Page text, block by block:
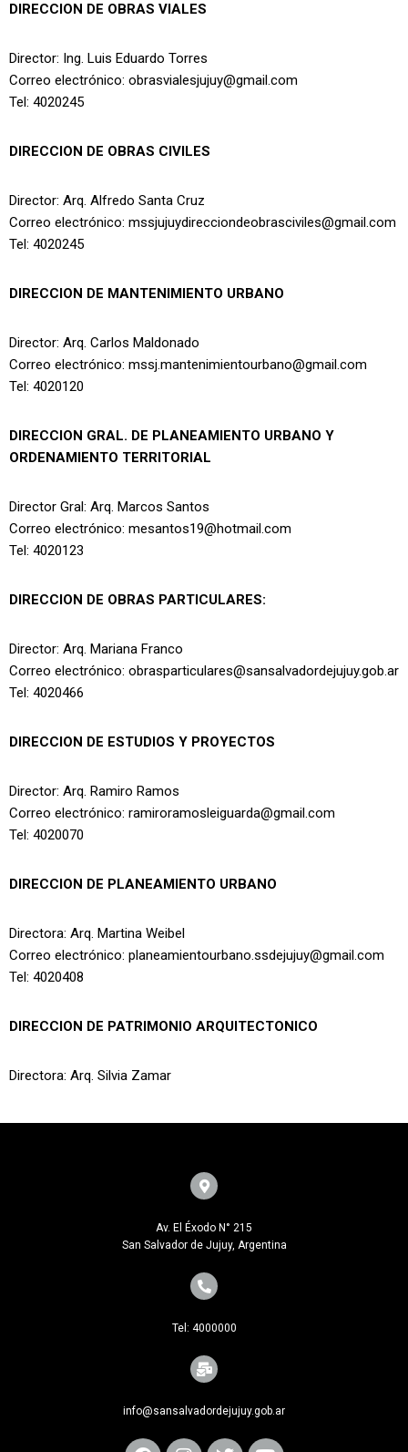
DIRECCION DE OBRAS VIALES
Director: Ing. Luis Eduardo Torres
Correo electrónico: obrasvialesjujuy@gmail.com
Tel: 4020245
DIRECCION DE OBRAS CIVILES
Director: Arq. Alfredo Santa Cruz
Correo electrónico: mssjujuydirecciondeobrasciviles@gmail.com
Tel: 4020245
DIRECCION DE MANTENIMIENTO URBANO
Director: Arq. Carlos Maldonado
Correo electrónico: mssj.mantenimientourbano@gmail.com
Tel: 4020120
DIRECCION GRAL. DE PLANEAMIENTO URBANO Y
ORDENAMIENTO TERRITORIAL
Director Gral: Arq. Marcos Santos
Correo electrónico: mesantos19@hotmail.com
Tel: 4020123
DIRECCION DE OBRAS PARTICULARES:
Director: Arq. Mariana Franco
Correo electrónico: obrasparticulares@sansalvadordejujuy.gob.ar
Tel: 4020466
DIRECCION DE ESTUDIOS Y PROYECTOS
Director: Arq. Ramiro Ramos
Correo electrónico: ramiroramosleiguarda@gmail.com
Tel: 4020070
DIRECCION DE PLANEAMIENTO URBANO
Directora: Arq. Martina Weibel
Correo electrónico: planeamientourbano.ssdejujuy@gmail.com
Tel: 4020408
DIRECCION DE PATRIMONIO ARQUITECTONICO
Directora: Arq. Silvia Zamar
Av. El Éxodo N° 215
San Salvador de Jujuy, Argentina
Tel: 4000000
info@sansalvadordejujuy.gob.ar